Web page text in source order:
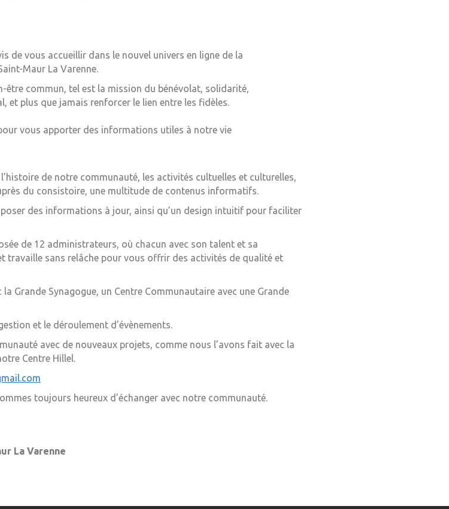
de vous accueillir dans le nouvel univers en ligne de la
Maur La Varenne.
être commun, tel est la mission du bénévolat, solidarité,
et plus que jamais renforcer le lien entre les fidèles.
vous apporter des informations utiles à notre vie
de notre communauté, les activités cultuelles et culturelles,
du consistoire, une multitude de contenus informatifs.
des informations à jour, ainsi qu’un design intuitif pour faciliter
de 12 administrateurs, où chacun avec son talent et sa
travaille sans relâche pour vous offrir des activités de qualité et
Grande Synagogue, un Centre Communautaire avec une Grande
et le déroulement d’évènements.
avec de nouveaux projets, comme nous l’avons fait avec la
Centre Hillel.
toujours heureux d’échanger avec notre communauté.
La Varenne